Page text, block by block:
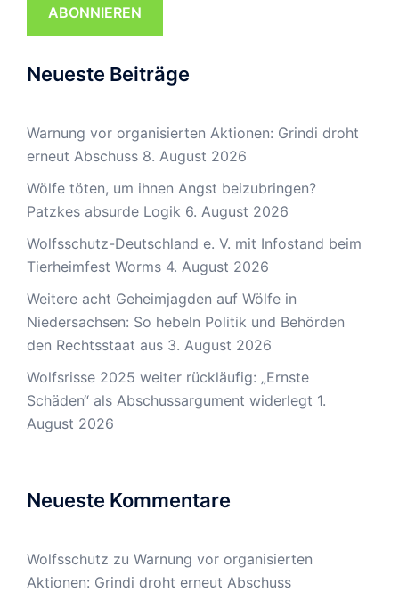
ABONNIEREN
Neueste Beiträge
Warnung vor organisierten Aktionen: Grindi droht
erneut Abschuss 8. August 2026
Wölfe töten, um ihnen Angst beizubringen?
Patzkes absurde Logik 6. August 2026
Wolfsschutz-Deutschland e. V. mit Infostand beim
Tierheimfest Worms 4. August 2026
Weitere acht Geheimjagden auf Wölfe in
Niedersachsen: So hebeln Politik und Behörden
den Rechtsstaat aus 3. August 2026
Wolfsrisse 2025 weiter rückläufig: „Ernste
Schäden“ als Abschussargument widerlegt 1.
August 2026
Neueste Kommentare
Wolfsschutz zu Warnung vor organisierten
Aktionen: Grindi droht erneut Abschuss